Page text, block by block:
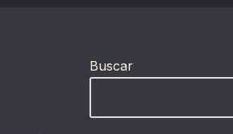
Buscar